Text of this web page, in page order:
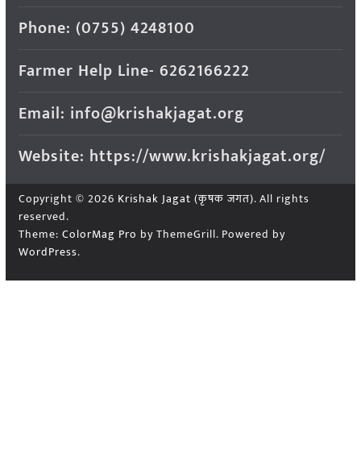
Phone: (0755) 4248100
Farmer Help Line- 6262166222
Email: info@krishakjagat.org
Website: https://www.krishakjagat.org/
Copyright © 2026 Krishak Jagat (कृषक जगत). All rights
reserved.
Theme: ColorMag Pro by ThemeGrill. Powered by
WordPress.